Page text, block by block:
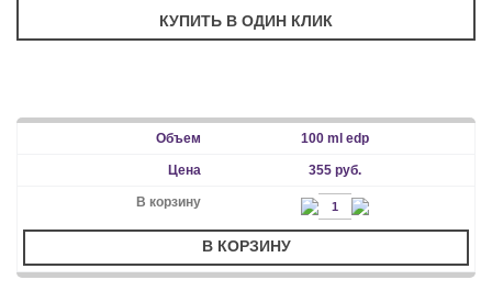
100 ml edp
355 руб.
В КОРЗИНУ